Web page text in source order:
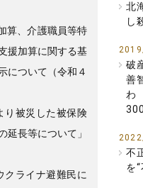
算、介護職員等特
援加算に関する基
について（令和４
り被災した被保険
延長等について」
クライナ避難民に
北
し
破
善
わ
不
を